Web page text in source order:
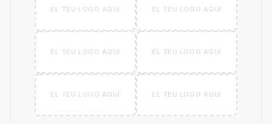
EL TEU LOGO AQUÍ EL TEU LOGO AQUÍ
EL TEU LOGO AQUÍ EL TEU LOGO AQUÍ
EL TEU LOGO AQUÍ EL TEU LOGO AQUÍ